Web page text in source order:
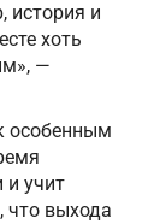
история и
хоть
—
особенным
и учит
что выхода